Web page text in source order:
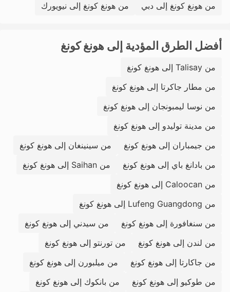
من هونغ كونغ إلى دبي
من هونغ كونغ إلى نيويورك
أفضل الطرق المؤدية إلى هونغ كونغ
من Talisay إلى هونغ كونغ
من مطار جاكرتا إلى هونغ كونغ
من نوسا ليمبونجان إلى هونغ كونغ
من مدينة توليدو إلى هونغ كونغ
من جيمباران إلى هونغ كونغ
من سينينغان إلى هونغ كونغ
من بادانغ باي إلى هونغ كونغ
من Saihan إلى هونغ كونغ
من Caloocan إلى هونغ كونغ
من Lufeng Guangdong إلى هونغ كونغ
من سنغافورة إلى هونغ كونغ
من سيدني إلى هونغ كونغ
من لندن إلى هونغ كونغ
من تورنتو إلى هونغ كونغ
من جاكارتا إلى هونغ كونغ
من ميلبورن إلى هونغ كونغ
من طوكيو إلى هونغ كونغ
من بانكوك إلى هونغ كونغ